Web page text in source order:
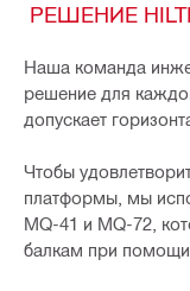
РЕШЕНИЕ HILTI
Наша команда
решение для
допускает
Чтобы
платформы, мы
MQ-41 и MQ-72,
балкам при